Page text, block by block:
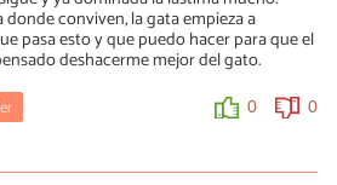
donde conviven, la gata empieza a
pasa esto y que puedo hacer para que el
deshacerme mejor del gato.
0 0